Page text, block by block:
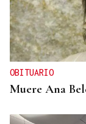
OBITUARIO
Muere Ana